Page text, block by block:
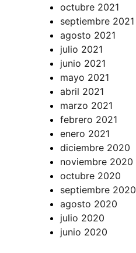
octubre 2021
septiembre 2021
agosto 2021
julio 2021
junio 2021
mayo 2021
abril 2021
marzo 2021
febrero 2021
enero 2021
diciembre 2020
noviembre 2020
octubre 2020
septiembre 2020
agosto 2020
julio 2020
junio 2020